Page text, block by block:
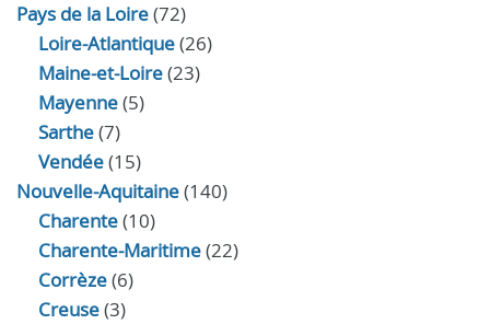
Pays de la Loire(72)
Loire-Atlantique(26)
Maine-et-Loire(23)
Mayenne(5)
Sarthe(7)
Vendée(15)
Nouvelle-Aquitaine(140)
Charente(10)
Charente-Maritime(22)
Corrèze(6)
Creuse(3)